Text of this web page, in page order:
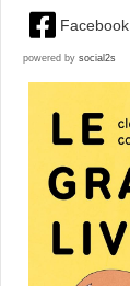
Facebook
powered by social2s